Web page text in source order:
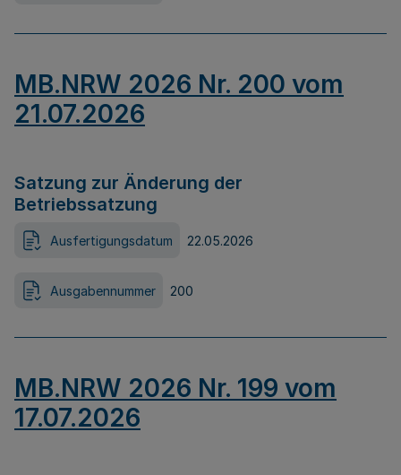
MB.NRW 2026 Nr. 200 vom
21.07.2026
Satzung zur Änderung der
Betriebssatzung
Ausfertigungsdatum 22.05.2026
Ausgabennummer 200
MB.NRW 2026 Nr. 199 vom
17.07.2026